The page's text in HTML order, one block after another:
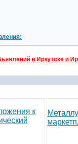
в Иркутске и
к